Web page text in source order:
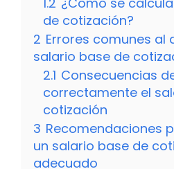
de cotización?
2 Errores comunes al
salario base de
2.1 Consecuencias
correctamente el
cotización
3 Recomendaciones
un salario base de
adecuado